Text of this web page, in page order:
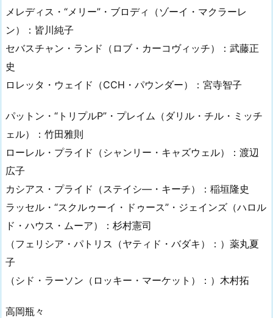
メレディス・“メリー”・ブロディ（ゾーイ・マクラーレ
ン）：皆川純子
セバスチャン・ランド（ロブ・カーコヴィッチ）：武藤正
史
ロレッタ・ウェイド（CCH・パウンダー）：宮寺智子
パットン・“トリプルP”・プレイム（ダリル・チル・ミッチ
ェル）：竹田雅則
ローレル・プライド（シャンリー・キャズウェル）：渡辺
広子
カシアス・プライド（ステイシ―・キーチ）：稲垣隆史
ラッセル・“スクルゥーイ・ドゥース”・ジェインズ（ハロル
ド・ハウス・ムーア）：杉村憲司
（フェリシア・パトリス（ヤティド・バダキ）：）薬丸夏
子
（シド・ラーソン（ロッキー・マーケット）：）木村拓
高岡瓶々